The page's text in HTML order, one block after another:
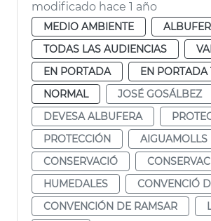
modificado hace 1 año
MEDIO AMBIENTE
TODAS LAS AUDIENCIAS
EN PORTADA
EN PORTADA
NORMAL
JOSÉ GOSÁLBEZ
DEVESA ALBUFERA
PROTECCIÓN
AIGUAMOLLS
CONSERVACIÓ
HUMEDALES
CONVENCIÓ
CONVENCIÓN DE RAMSAR